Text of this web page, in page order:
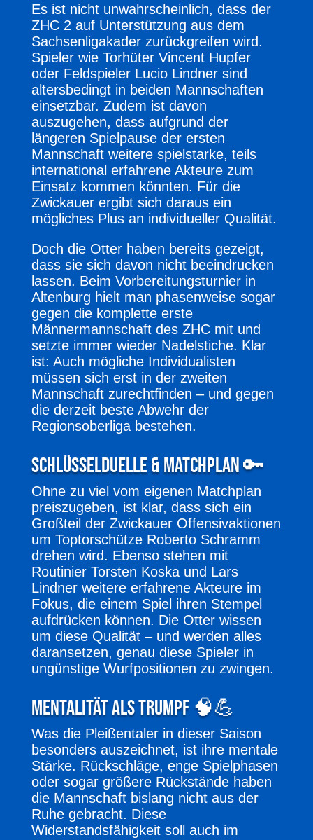
Es ist nicht unwahrscheinlich, dass der
ZHC 2 auf Unterstützung aus dem
Sachsenligakader zurückgreifen wird.
Spieler wie Torhüter Vincent Hupfer
oder Feldspieler Lucio Lindner sind
altersbedingt in beiden Mannschaften
einsetzbar. Zudem ist davon
auszugehen, dass aufgrund der
längeren Spielpause der ersten
Mannschaft weitere spielstarke, teils
international erfahrene Akteure zum
Einsatz kommen könnten. Für die
Zwickauer ergibt sich daraus ein
mögliches Plus an individueller Qualität.
Doch die Otter haben bereits gezeigt,
dass sie sich davon nicht beeindrucken
lassen. Beim Vorbereitungsturnier in
Altenburg hielt man phasenweise sogar
gegen die komplette erste
Männermannschaft des ZHC mit und
setzte immer wieder Nadelstiche. Klar
ist: Auch mögliche Individualisten
müssen sich erst in der zweiten
Mannschaft zurechtfinden – und gegen
die derzeit beste Abwehr der
Regionsoberliga bestehen.
Schlüsselduelle & Matchplan 🔑
Ohne zu viel vom eigenen Matchplan
preiszugeben, ist klar, dass sich ein
Großteil der Zwickauer Offensivaktionen
um Toptorschütze Roberto Schramm
drehen wird. Ebenso stehen mit
Routinier Torsten Koska und Lars
Lindner weitere erfahrene Akteure im
Fokus, die einem Spiel ihren Stempel
aufdrücken können. Die Otter wissen
um diese Qualität – und werden alles
daransetzen, genau diese Spieler in
ungünstige Wurfpositionen zu zwingen.
Mentalität als Trumpf 🧠💪
Was die Pleißentaler in dieser Saison
besonders auszeichnet, ist ihre mentale
Stärke. Rückschläge, enge Spielphasen
oder sogar größere Rückstände haben
die Mannschaft bislang nicht aus der
Ruhe gebracht. Diese
Widerstandsfähigkeit soll auch im